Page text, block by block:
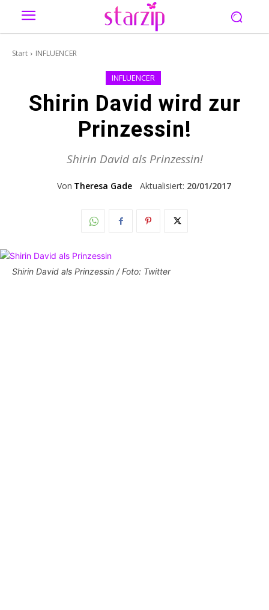
Start INFLUENCER
INFLUENCER
Shirin David wird zur
Prinzessin!
Shirin David als Prinzessin!
Von Theresa Gade Aktualisiert: 20/01/2017
Shirin David als Prinzessin / Foto: Twitter